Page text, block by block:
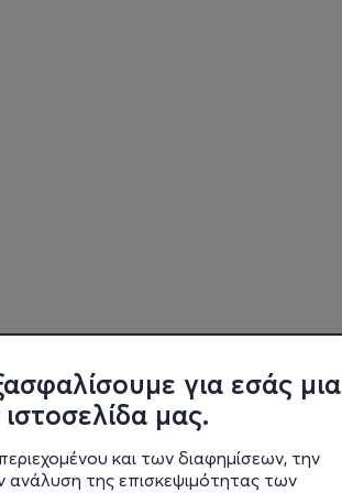
για εσάς μια
μας.
και των διαφημίσεων, την
ανάλυση της επισκεψιμότητας των